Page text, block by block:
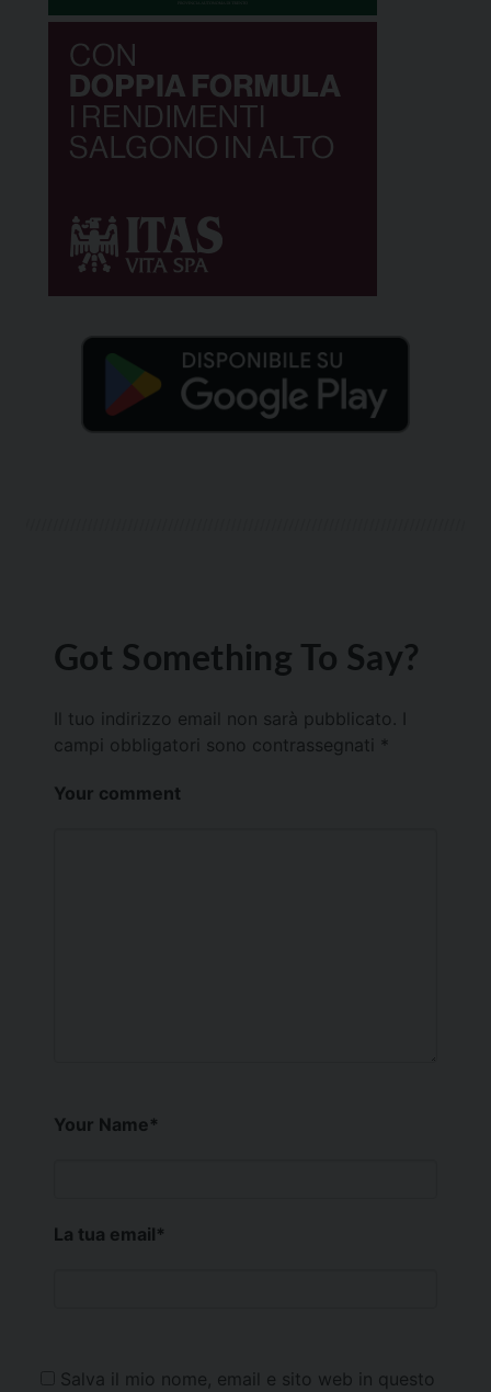
Got Something To Say?
Il tuo indirizzo email non sarà pubblicato.
campi obbligatori sono contrassegnati *
Your comment
Your Name*
La tua email*
Salva il mio nome, email e sito web in questo